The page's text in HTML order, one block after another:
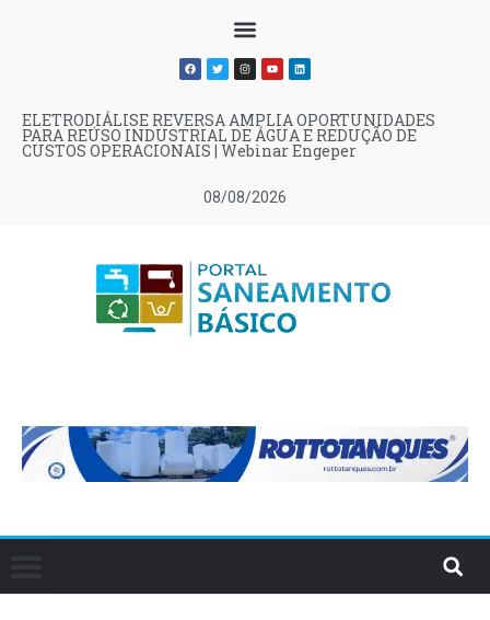
08/08/2026
ELETRODIÁLISE REVERSA AMPLIA OPORTUNIDADES
PARA REÚSO INDUSTRIAL DE ÁGUA E REDUÇÃO DE
CUSTOS OPERACIONAIS | Webinar Engeper